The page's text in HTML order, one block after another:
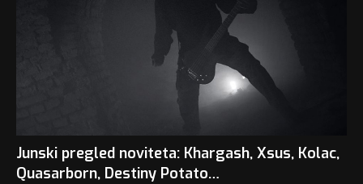
Junski pregled noviteta: Khargash, Xsus, Kolac,
Quasarborn, Destiny Potato…